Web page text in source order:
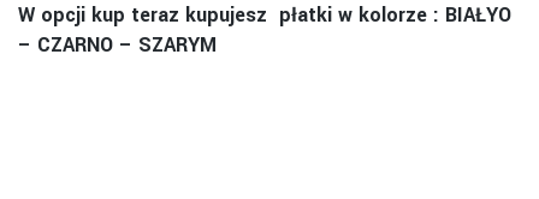
W opcji kup teraz kupujesz płatki w kolorze : BIAŁYO
– CZARNO – SZARYM